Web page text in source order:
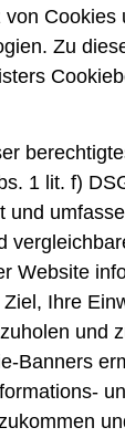
Cookies
Zu
1 lit. f)
und
Website
Ihre
und
Banners